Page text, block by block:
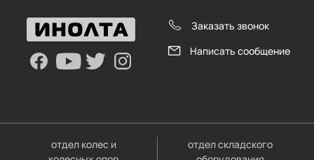
Заказать звонок
Написать сообщение
отдел колес и
отдел складского